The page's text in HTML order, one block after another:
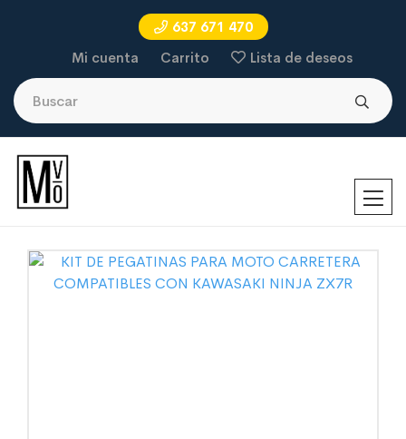
637 671 470
Mi cuenta
Carrito Lista de deseos